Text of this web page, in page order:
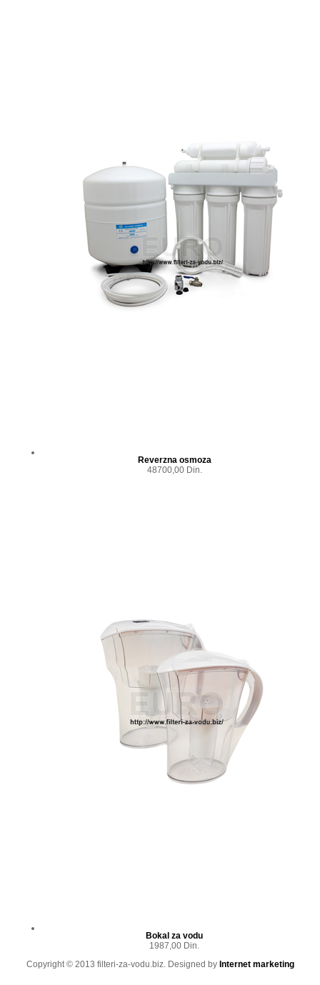
Reverzna osmoza
48700,00 Din.
Bokal za vodu
1987,00 Din.
Copyright © 2013 filteri-za-vodu.biz. Designed by Internet marketing